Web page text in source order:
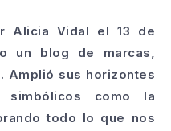
Alicia Vidal el 13 de
un blog de marcas,
Amplió sus horizontes
como la
todo lo que nos